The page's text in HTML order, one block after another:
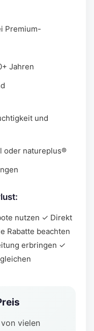
Premium-
Jahren
und
oder natureplus®
nutzen ✓ Direkt
Rabatte beachten
erbringen ✓
vielen